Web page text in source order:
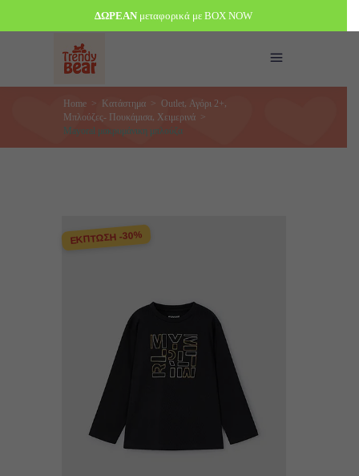
Home> Κατάστημα> Outlet, Αγόρι 2+,
Μπλούζες- Πουκάμισα, Χειμερινά>
Mayoral μακρυμάνικη μπλούζα
ΕΚΠΤΩΣΗ -30%
ΔΩΡΕΑΝ μεταφορικά με BOX NOW